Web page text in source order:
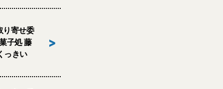
り寄せ委
子処 藤
っきい
>